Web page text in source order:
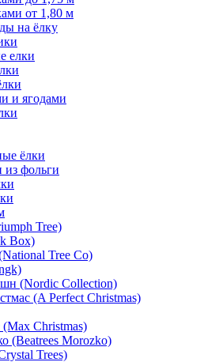
от 1,80 м
на ёлку
елки
и ягодами
ёлки
из фольги
Tree)
Box)
Tree Co)
(Nordic Collection)
(A Perfect Christmas)
Christmas)
(Beatrees Morozko)
Trees)